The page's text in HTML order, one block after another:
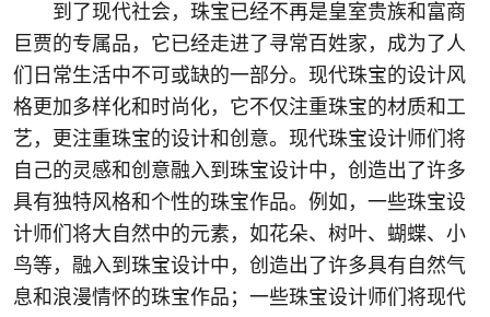
到了现代社会，珠宝已经不再是皇室贵族和富商
巨贾的专属品，它已经走进了寻常百姓家，成为了人
们日常生活中不可或缺的一部分。现代珠宝的设计风
格更加多样化和时尚化，它不仅注重珠宝的材质和工
艺，更注重珠宝的设计和创意。现代珠宝设计师们将
自己的灵感和创意融入到珠宝设计中，创造出了许多
具有独特风格和个性的珠宝作品。例如，一些珠宝设
计师们将大自然中的元素，如花朵、树叶、蝴蝶、小
鸟等，融入到珠宝设计中，创造出了许多具有自然气
息和浪漫情怀的珠宝作品；一些珠宝设计师们将现代